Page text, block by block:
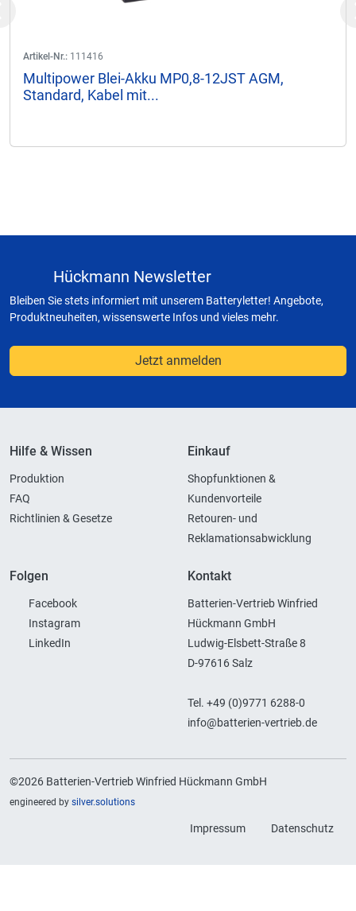
Artikel-Nr.: 111416
Multipower Blei-Akku MP0,8-12JST AGM,
Standard, Kabel mit...
Hückmann Newsletter
Bleiben Sie stets informiert mit unserem Batteryletter! Angebote,
Produktneuheiten, wissenswerte Infos und vieles mehr.
Jetzt anmelden
Hilfe & Wissen
Produktion
FAQ
Richtlinien & Gesetze
Einkauf
Shopfunktionen &
Kundenvorteile
Retouren- und
Reklamationsabwicklung
Folgen
Facebook
Instagram
LinkedIn
Kontakt
Batterien-Vertrieb Winfried
Hückmann GmbH
Ludwig-Elsbett-Straße 8
D-97616 Salz
Tel. +49 (0)9771 6288-0
info@batterien-vertrieb.de
©2026 Batterien-Vertrieb Winfried Hückmann GmbH
engineered by silver.solutions
Impressum Datenschutz